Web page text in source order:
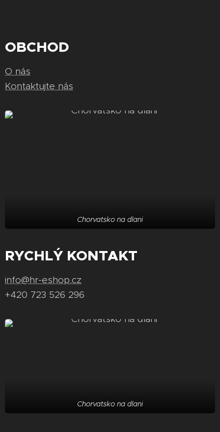
OBCHOD
O nás
Kontaktujte nás
Chorvatsko na dlani
RYCHLÝ KONTAKT
info@hr-eshop.cz
+420 723 526 296
Chorvatsko na dlani